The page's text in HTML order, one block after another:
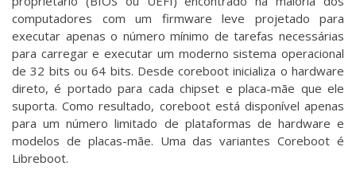
computadores com um firmware leve projetado para
executar apenas o número mínimo de tarefas necessárias
para carregar e executar um moderno sistema operacional
de 32 bits ou 64 bits. Desde coreboot inicializa o hardware
direto, é portado para cada chipset e placa-mãe que ele
suporta. Como resultado, coreboot está disponível apenas
para um número limitado de plataformas de hardware e
modelos de placas-mãe. Uma das variantes Coreboot é
Libreboot.